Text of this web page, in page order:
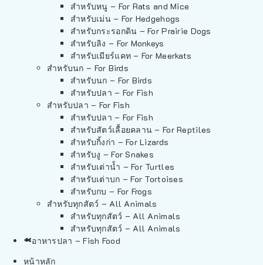
สำหรับหนู – For Rats and Mice
สำหรับเม่น – For Hedgehogs
สำหรับกระรอกดิน – For Prairie Dogs
สำหรับลิง – For Monkeys
สำหรับเมียร์แคท – For Meerkats
สำหรับนก – For Birds
สำหรับนก – For Birds
สำหรับปลา – For Fish
สำหรับปลา – For Fish
สำหรับปลา – For Fish
สำหรับสัตว์เลื้อยคลาน – For Reptiles
สำหรับกิ้งก่า – For Lizards
สำหรับงู – For Snakes
สำหรับเต่าน้ำ – For Turtles
สำหรับเต่าบก – For Tortoises
สำหรับกบ – For Frogs
สำหรับทุกสัตว์ – All Animals
สำหรับทุกสัตว์ – All Animals
สำหรับทุกสัตว์ – All Animals
อาหารปลา – Fish Food
หน้าหลัก